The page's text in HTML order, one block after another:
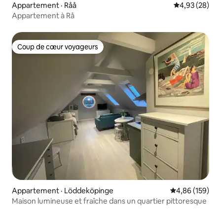
Appartement · Råå Note
4,93 (28)
Appartement à Rå
Coup de cœur voyageurs
Coup de cœur voyageurs
Appartement · Löddeköpinge Note
4,86 (159)
Maison lumineuse et fraîche dans un quartier pittoresque